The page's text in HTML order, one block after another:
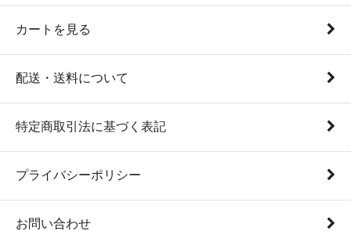
カートを見る
配送・送料について
特定商取引法に基づく表記
プライバシーポリシー
お問い合わせ